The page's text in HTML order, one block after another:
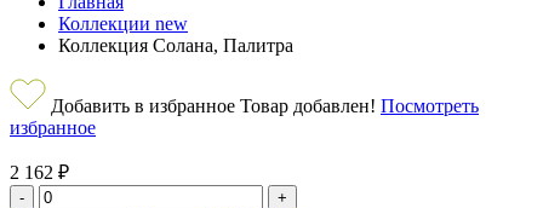
Коллекции new
Коллекция Солана, Палитра
Добавить в избранное Товар добавлен! Посмотреть
избранное
2 162 ₽
- +